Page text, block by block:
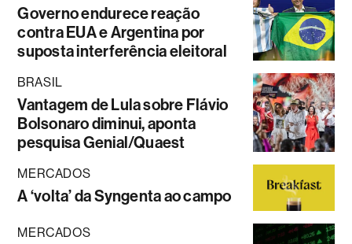
Governo endurece reação
contra EUA e Argentina por
suposta interferência eleitoral
BRASIL
Vantagem de Lula sobre Flávio
Bolsonaro diminui, aponta
pesquisa Genial/Quaest
MERCADOS
A ‘volta’ da Syngenta ao campo
MERCADOS